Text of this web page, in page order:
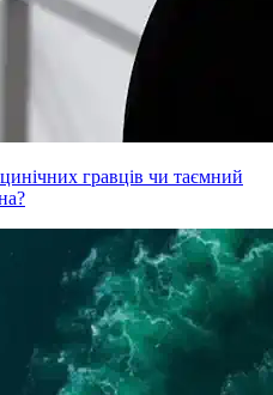
цинічних гравців чи таємний